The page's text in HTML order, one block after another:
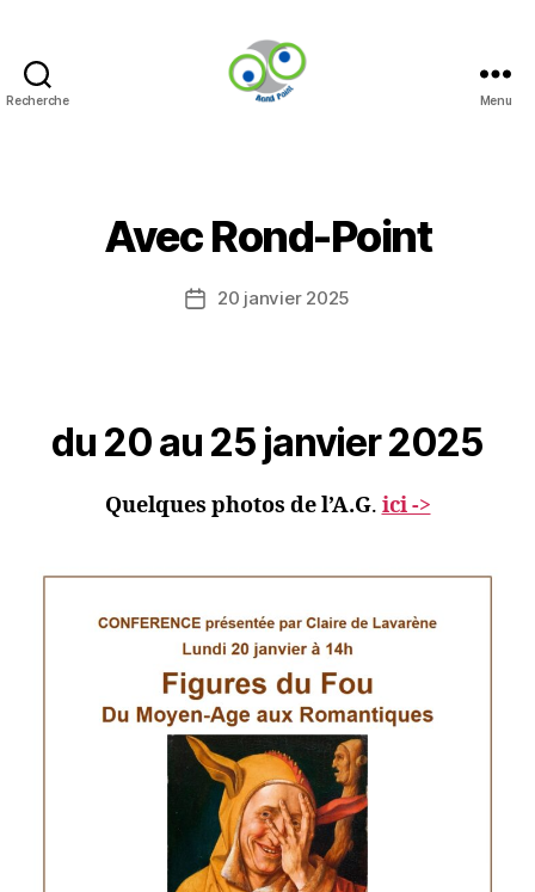
Recherche Menu
Avec Rond-Point
Date20 janvier 2025
du 20 au 25 janvier 2025
Quelques photos de l’A.G. ici ->